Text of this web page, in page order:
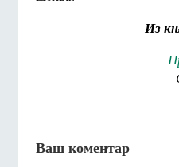
Из
Ваш коментар